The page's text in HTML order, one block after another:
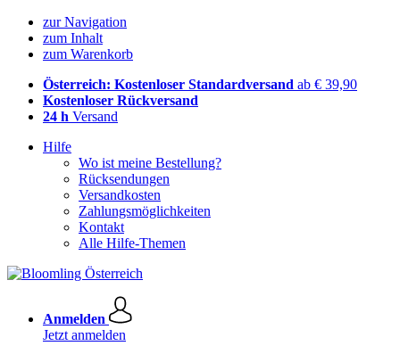
zur Navigation
zum Inhalt
zum Warenkorb
Österreich: Kostenloser Standardversand ab € 39,90
Kostenloser Rückversand
24 h Versand
Hilfe
Wo ist meine Bestellung?
Rücksendungen
Versandkosten
Zahlungsmöglichkeiten
Kontakt
Alle Hilfe-Themen
Anmelden
Jetzt anmelden